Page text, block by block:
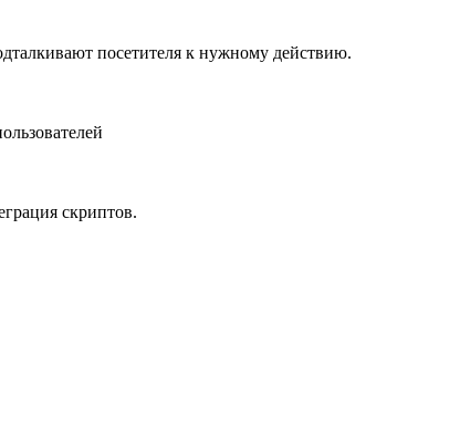
посетителя к нужному действию.
скриптов.